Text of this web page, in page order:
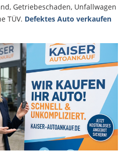
Getriebeschaden, Unfallwagen
TÜV. Defektes Auto verkaufen